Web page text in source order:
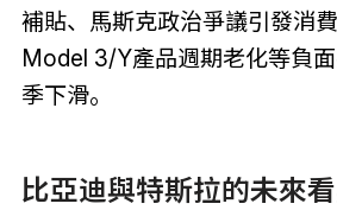
補貼、馬斯克政治爭議引發消
Model 3/Y產品週期老化等負
季下滑。
比亞迪與特斯拉的未來